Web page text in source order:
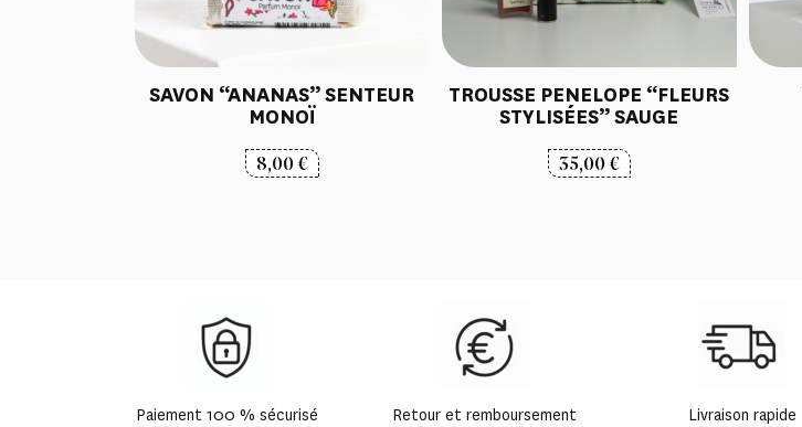
SAVON “ANANAS” SENTEUR
MONOÏ
8,00€
TROUSSE PENELOPE “FLEURS
STYLISÉES” SAUGE
35,00€
Paiement 100 % sécurisé
Retour et remboursement
Livraison rapide